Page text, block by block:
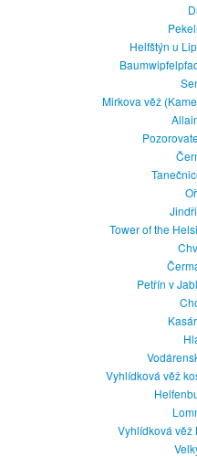
Helfštýn u
Mirkova věž
Tower of the
Petřín v
Vyhlídková věž
Vyhlídková věž